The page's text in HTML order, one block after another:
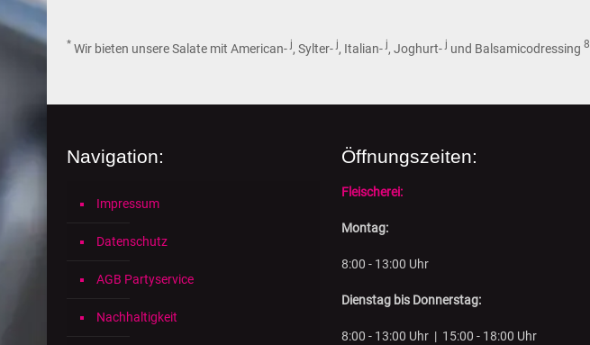
* Wir bieten unsere Salate mit American-j , Sylter-j , Italian-j , Joghurt-j und Balsamicodressing8
Navigation:
Impressum
Datenschutz
AGB Partyservice
Nachhaltigkeit
Öffnungszeiten:
Fleischerei:
Montag:
8:00 - 13:00 Uhr
Dienstag bis Donnerstag:
8:00 - 13:00 Uhr | 15:00 - 18:00 Uhr